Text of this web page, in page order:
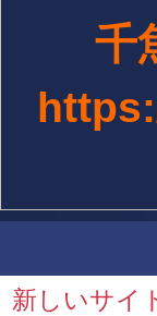
千
h
新しいサイ